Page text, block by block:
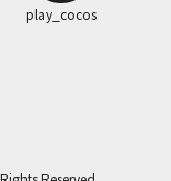
play_cocos